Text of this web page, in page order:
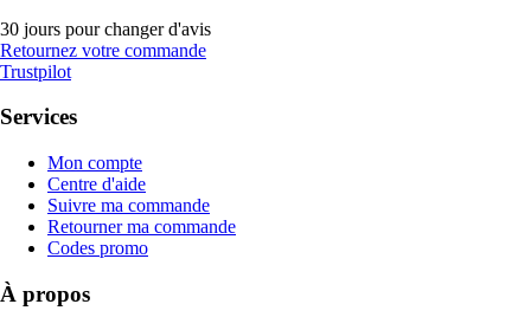
30 jours pour changer d'avis
Retournez votre commande
Trustpilot
Services
Mon compte
Centre d'aide
Suivre ma commande
Retourner ma commande
Codes promo
À propos